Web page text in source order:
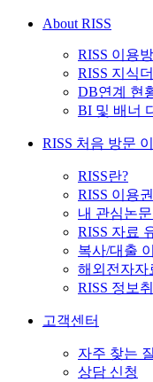
About RISS
RISS 이용
RISS 지식더
DB연계 현
BI 및 배너
RISS 처음 방문
RISS란?
RISS 이용
내 관심논
RISS 자료
복사/대출
해외전자자
RISS 정보
고객센터
자주 찾는
상담 신청